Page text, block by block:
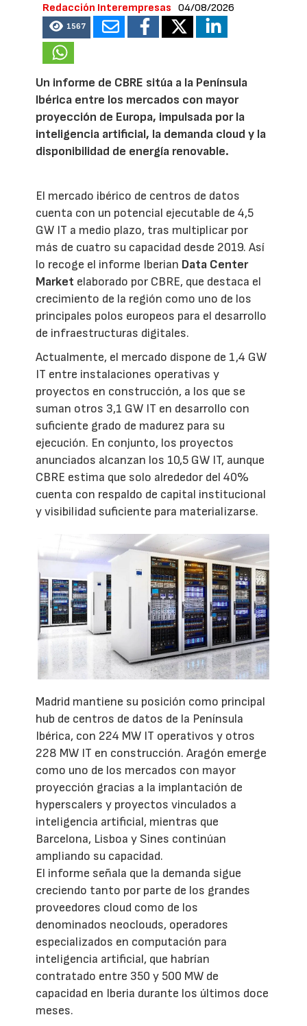
Redacción Interempresas 04/08/2026
1567
Un informe de CBRE sitúa a la Península
Ibérica entre los mercados con mayor
proyección de Europa, impulsada por la
inteligencia artificial, la demanda cloud y la
disponibilidad de energía renovable.
El mercado ibérico de centros de datos
cuenta con un potencial ejecutable de 4,5
GW IT a medio plazo, tras multiplicar por
más de cuatro su capacidad desde 2019. Así
lo recoge el informe Iberian Data Center
Market elaborado por CBRE, que destaca el
crecimiento de la región como uno de los
principales polos europeos para el desarrollo
de infraestructuras digitales.
Actualmente, el mercado dispone de 1,4 GW
IT entre instalaciones operativas y
proyectos en construcción, a los que se
suman otros 3,1 GW IT en desarrollo con
suficiente grado de madurez para su
ejecución. En conjunto, los proyectos
anunciados alcanzan los 10,5 GW IT, aunque
CBRE estima que solo alrededor del 40%
cuenta con respaldo de capital institucional
y visibilidad suficiente para materializarse.
Madrid mantiene su posición como principal
hub de centros de datos de la Península
Ibérica, con 224 MW IT operativos y otros
228 MW IT en construcción. Aragón emerge
como uno de los mercados con mayor
proyección gracias a la implantación de
hyperscalers y proyectos vinculados a
inteligencia artificial, mientras que
Barcelona, Lisboa y Sines continúan
ampliando su capacidad.
El informe señala que la demanda sigue
creciendo tanto por parte de los grandes
proveedores cloud como de los
denominados neoclouds, operadores
especializados en computación para
inteligencia artificial, que habrían
contratado entre 350 y 500 MW de
capacidad en Iberia durante los últimos doce
meses.